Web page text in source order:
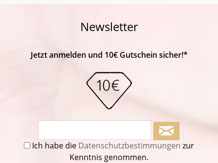
Newsletter
Jetzt anmelden und 10€ Gutschein sicher!*
Ich habe die Datenschutzbestimmungen zur
Kenntnis genommen.